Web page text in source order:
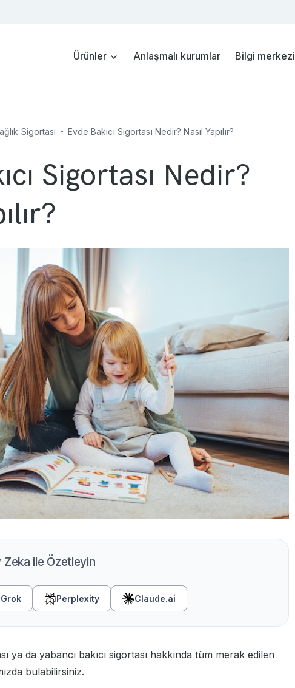
Ürünler Anlaşmalı kurumlar Bilgi merkezi
Sigortası Evde Bakıcı Sigortası Nedir? Nasıl Yapılır?
Sigortası Nedir?
Zeka ile Özetleyin
Grok Perplexity Claude.ai
ya da yabancı bakıcı sigortası hakkında tüm merak edilen
bulabilirsiniz.